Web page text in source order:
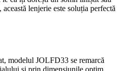
lenjerie este soluția perfectă
modelul JOLFD33 se remarcă